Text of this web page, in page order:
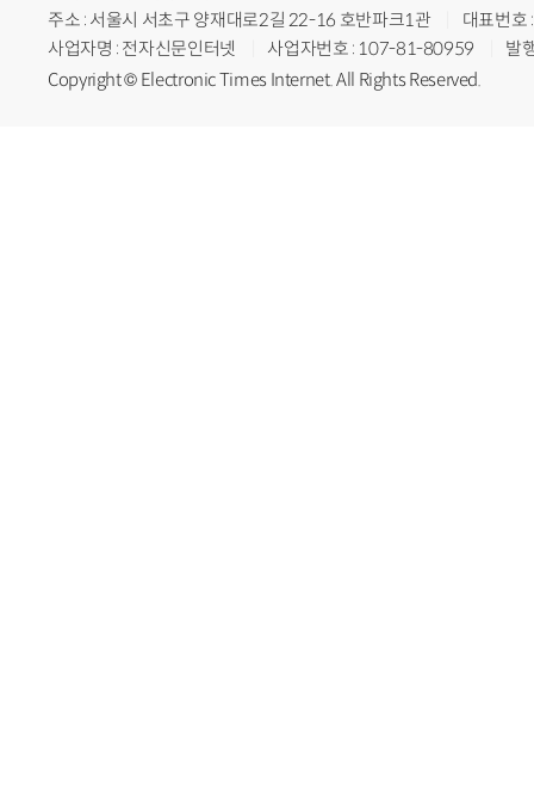
주소 : 서울시 서초구 양재대로2길 22-16 호반파크1관
대표번
사업자명 : 전자신문인터넷
사업자번호 : 107-81-80959
발
Copyright © Electronic Times Internet. All Rights Reserved.